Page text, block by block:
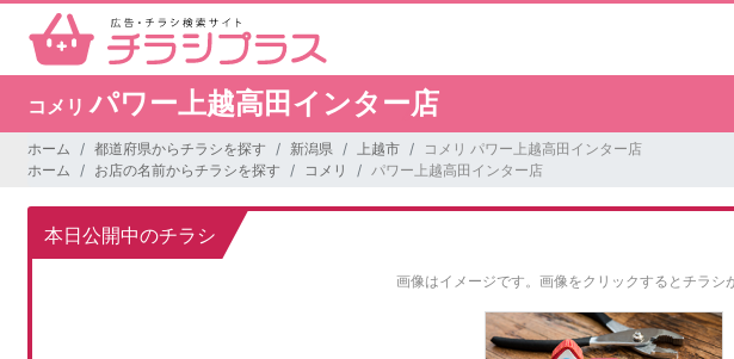
コメリパワー上越高田インター店
ホーム 都道府県からチラシを探す 新潟県 上越市
コメリ パワー上越高田インター店
ホーム
お店の名前からチラシを探す コメリ パワー上越高田インター店
本日公開中のチラシ
画像はイメージです。 画像をクリックするとチラシ